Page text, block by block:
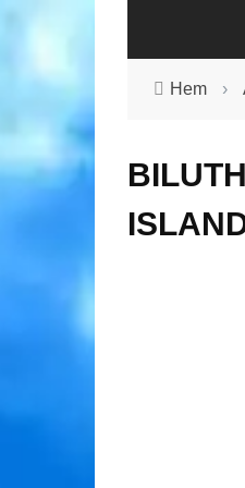
Hem ›